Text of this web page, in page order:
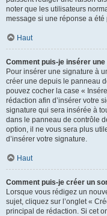
noter que les utilisateurs
message si une réponse a été
Haut
Comment puis-je insérer
Pour insérer une signature à
créer une depuis le panneau
pouvez cocher la case «
rédaction afin d’insérer votre
signature qui sera insérée à
dans le panneau de contrôle
option, il ne vous sera plus
d’insérer votre signature.
Haut
Comment puis-je créer un
Lorsque vous rédigez un
sujet, cliquez sur l’onglet «
principal de rédaction. Si cet